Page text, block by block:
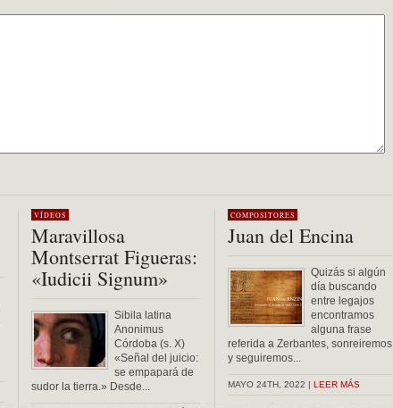
VÍDEOS
Maravillosa
Montserrat Figueras:
«Iudicii Signum»
Sibila latina
Anonimus
Córdoba (s. X)
«Señal del juicio:
se empapará de
sudor la tierra.» Desde...
COMPOSITORES
Juan del Encina
Quizás si algún
día buscando
entre legajos
encontramos
alguna frase
referida a Zerbantes, sonreiremos
y seguiremos...
MAYO 24TH, 2022 | LEER MÁS